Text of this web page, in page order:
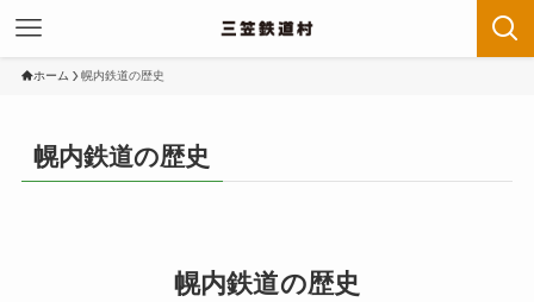
ホーム 幌内鉄道の歴史
幌内鉄道の歴史
幌内鉄道の歴史